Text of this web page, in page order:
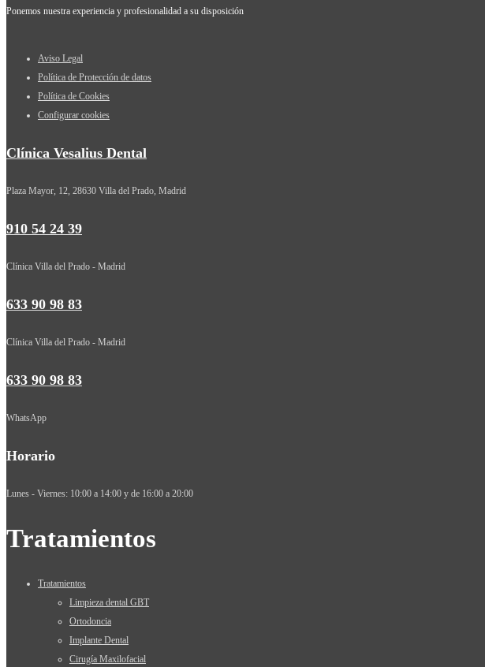
Ponemos nuestra experiencia y profesionalidad a su disposición
Aviso Legal
Política de Protección de datos
Política de Cookies
Configurar cookies
Clínica Vesalius Dental
Plaza Mayor, 12, 28630 Villa del Prado, Madrid
910 54 24 39
Clínica Villa del Prado - Madrid
633 90 98 83
Clínica Villa del Prado - Madrid
633 90 98 83
WhatsApp
Horario
Lunes - Viernes: 10:00 a 14:00 y de 16:00 a 20:00
Tratamientos
Tratamientos
Limpieza dental GBT
Ortodoncia
Implante Dental
Cirugía Maxilofacial